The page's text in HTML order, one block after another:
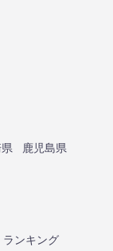
鹿児島県
ランキング